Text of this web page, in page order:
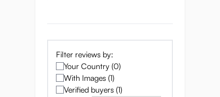
Filter reviews by:
Your Country (0)
With Images (1)
Verified buyers (1)